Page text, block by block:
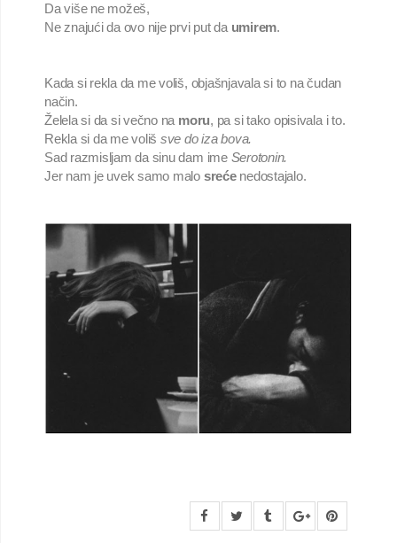
Da više ne možeš,
Ne znajući da ovo nije prvi put da umirem.
Kada si rekla da me voliš, objašnjavala si to na čudan
način.
Želela si da si večno na moru, pa si tako opisivala i to.
Rekla si da me voliš sve do iza bova.
Sad razmisljam da sinu dam ime Serotonin.
Jer nam je uvek samo malo sreće nedostajalo.